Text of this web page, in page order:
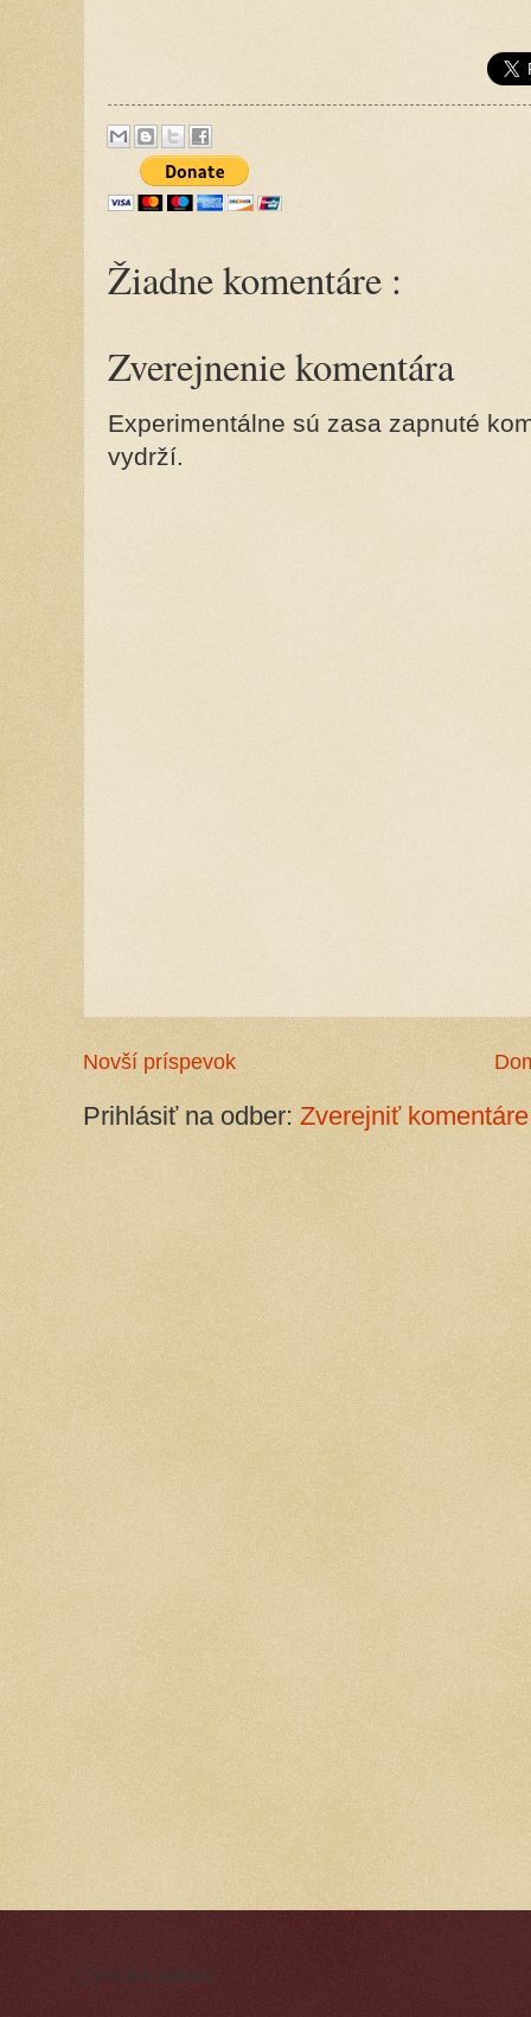
Žiadne komentáre :
Zverejnenie komentára
Experimentálne sú zasa zapnuté
vydrží.
Novší príspevok
Prihlásiť na odber: Zverejniť
Cynická obluda